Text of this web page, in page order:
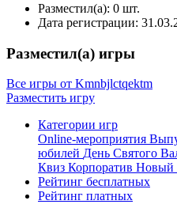
Разместил(а): 0 шт.
Дата регистрации:
Разместил(а) игры
Все игры от Kmnbjlctqektm
Разместить игру
Категории игр
Online-мероприятия
юбилей День Святого
Квиз Корпоратив Новый
Рейтинг бесплатных
Рейтинг платных